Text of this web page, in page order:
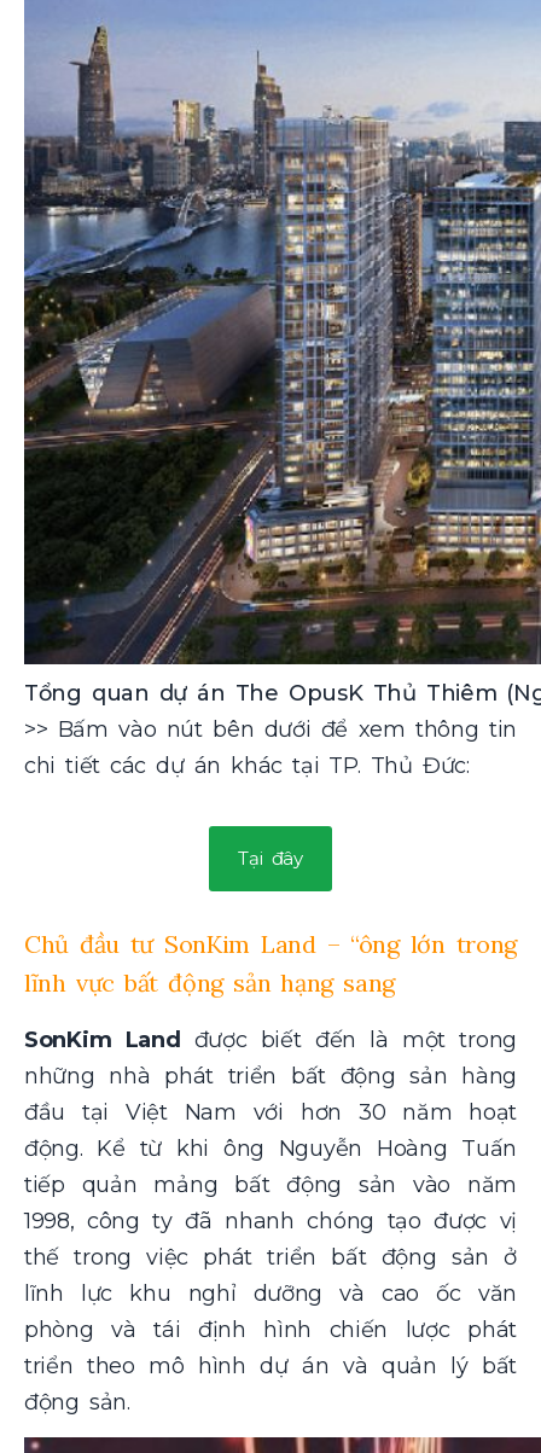
Tổng quan dự án The OpusK Thủ Thiêm
>> Bấm vào nút bên dưới để xem thông tin
chi tiết các dự án khác tại TP. Thủ Đức:
Tại đây
Chủ đầu tư SonKim Land – “ông lớn trong
lĩnh vực bất động sản hạng sang
SonKim Land được biết đến là một trong
những nhà phát triển bất động sản hàng
đầu tại Việt Nam với hơn 30 năm hoạt
động. Kể từ khi ông Nguyễn Hoàng Tuấn
tiếp quản mảng bất động sản vào năm
1998, công ty đã nhanh chóng tạo được vị
thế trong việc phát triển bất động sản ở
lĩnh lực khu nghỉ dưỡng và cao ốc văn
phòng và tái định hình chiến lược phát
triển theo mô hình dự án và quản lý bất
động sản.